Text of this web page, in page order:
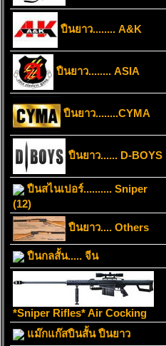
ปืนยาว........ A&K
ปืนยาว........ ASIA
ปืนยาว........CYMA
ปืนยาว...... D-BOYS
ปืนสไนเปอร์.......... Sniper
(12)
ปืนยาว.... Others
ปืนกลสั้น..... จีน
*Sniper Rifles* Air Cocking
แม๊กแก๊สปืนสั้น ปืนยาว